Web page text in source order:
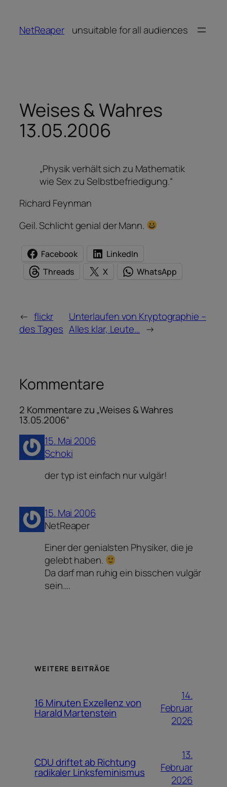
springen
NetReaper unsuitable for all audiences
Weises & Wahres
13.05.2006
„Physik verhält sich zu Mathematik
wie Sex zu Selbstbefriedigung.“
Richard Feynman
Geil. Schlicht genial der Mann.
Facebook
LinkedIn
Threads
X WhatsApp
← flickr
des Tages
Unterlaufen von Kryptographie –
Alles klar, Leute… →
Kommentare
2 Kommentare zu „Weises & Wahres
13.05.2006“
15. Mai 2006
Schoki
der typ ist einfach nur vulgär!
15. Mai 2006
NetReaper
Einer der genialsten Physiker, die je
gelebt haben.
Da darf man ruhig ein bisschen vulgär
sein….
WEITERE BEITRÄGE
16 Minuten Exzellenz von
Harald Martenstein
14.
Februar
2026
CDU driftet ab Richtung
radikaler Linksfeminismus
13.
Februar
2026